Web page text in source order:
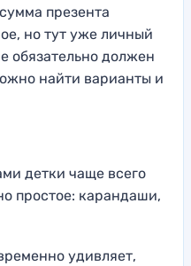
презента
но тут уже личный
обязательно должен
найти варианты и
детки чаще всего
простое: карандаши,
удивляет,